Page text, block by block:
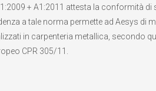
1:2009 + A1:2011 attesta la conformità di
a tale norma permette ad Aesys di
in carpenteria metallica, secondo
CPR 305/11.